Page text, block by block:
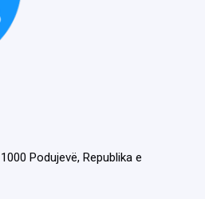
Podujevë, Republika e